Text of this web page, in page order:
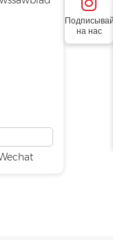
на нас